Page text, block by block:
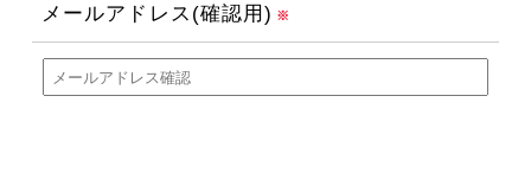
メールアドレス(確認用) ※